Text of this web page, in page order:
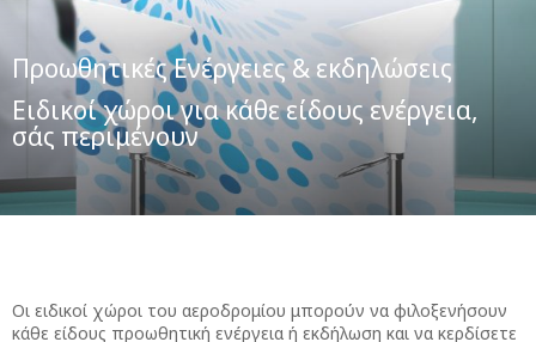
Προωθητικές Ενέργειες & εκδηλώσεις
Ειδικοί χώροι για κάθε είδους ενέργεια,
σάς περιμένουν
Οι ειδικοί χώροι του αεροδρομίου μπορούν να φιλοξενήσουν
κάθε είδους προωθητική ενέργεια ή εκδήλωση και να κερδίσετε